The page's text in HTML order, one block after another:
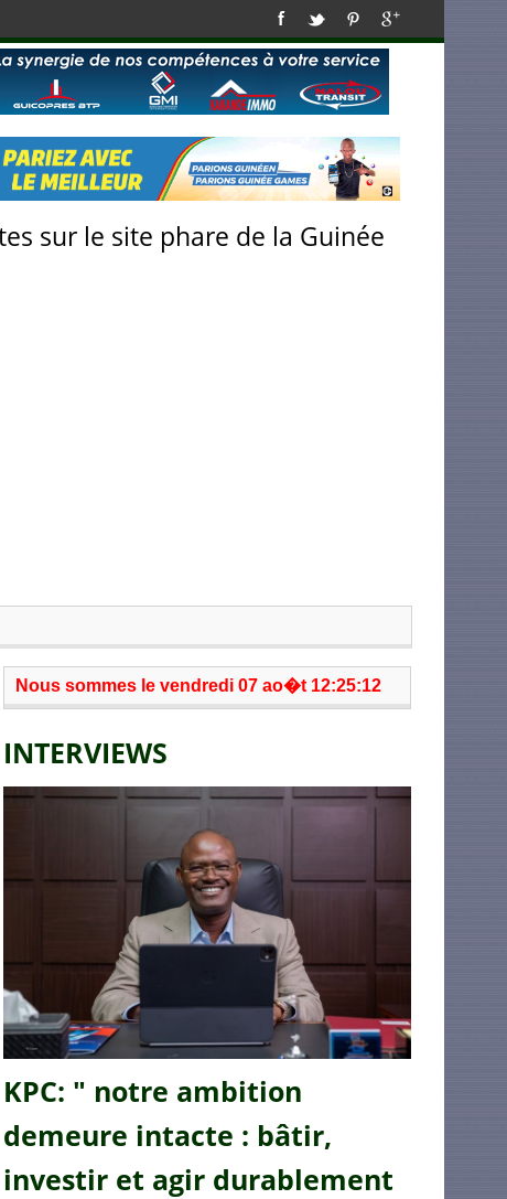
sur le site phare de la Guinée
Nous sommes le vendredi 07 ao�t 12:25:12
INTERVIEWS
KPC: " notre ambition
demeure intacte : bâtir,
investir et agir durablement